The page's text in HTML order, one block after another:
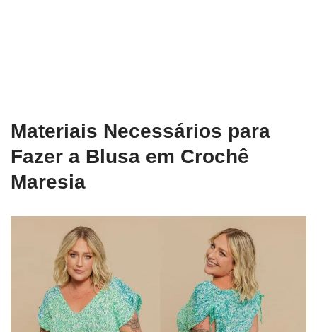
Materiais Necessários para
Fazer a Blusa em Crochê
Maresia